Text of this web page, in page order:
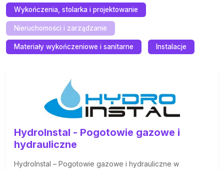
Wykończenia, stolarka i projektowanie
Nieruchomości i zarządzanie
Materiały wykończeniowe i sanitarne Instalacje
HydroInstal - Pogotowie gazowe i
hydrauliczne
HydroInstal – Pogotowie gazowe i hydrauliczne w